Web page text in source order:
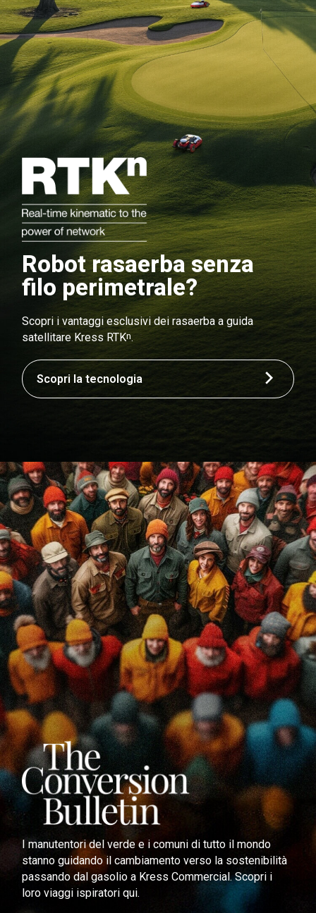
Robot rasaerba senza
filo perimetrale?
Scopri i vantaggi esclusivi dei rasaerba a guida
satellitare Kress RTKn.
Scopri la tecnologia
I manutentori del verde e i comuni di tutto il mondo
stanno guidando il cambiamento verso la sostenibilità
passando dal gasolio a Kress Commercial. Scopri i
loro viaggi ispiratori qui.